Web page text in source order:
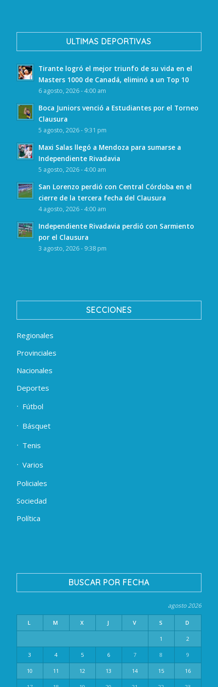
ULTIMAS DEPORTIVAS
Tirante logró el mejor triunfo de su vida en el
Masters 1000 de Canadá, eliminó a un Top 10
6 agosto, 2026 - 4:00 am
Boca Juniors venció a Estudiantes por el Torneo
Clausura
5 agosto, 2026 - 9:31 pm
Maxi Salas llegó a Mendoza para sumarse a
Independiente Rivadavia
5 agosto, 2026 - 4:00 am
San Lorenzo perdió con Central Córdoba en el
cierre de la tercera fecha del Clausura
4 agosto, 2026 - 4:00 am
Independiente Rivadavia perdió con Sarmiento
por el Clausura
3 agosto, 2026 - 9:38 pm
SECCIONES
Regionales
Provinciales
Nacionales
Deportes
Fútbol
Básquet
Tenis
Varios
Policiales
Sociedad
Política
BUSCAR POR FECHA
agosto 2026
L M X J V S D
1 2
3 4 5 6 7 8 9
10 11 12 13 14 15 16